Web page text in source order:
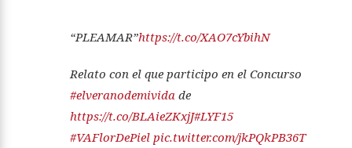
“PLEAMAR”https://t.co/XAO7cYbihN
Relato con el que participo en el Concurso
#elveranodemivida de
https://t.co/BLAieZKxjJ#LYF15
#VAFlorDePiel pic.twitter.com/jkPQkPB36T